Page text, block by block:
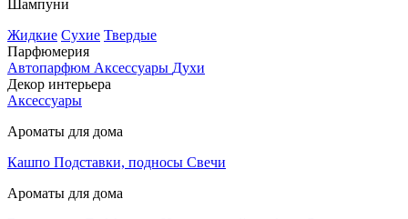
Шампуни
Жидкие Сухие Твердые
Парфюмерия
Автопарфюм Аксессуары Духи
Декор интерьера
Аксессуары
Ароматы для дома
Кашпо Подставки, подносы Свечи
Ароматы для дома